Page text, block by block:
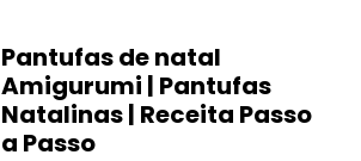
Pantufas de natal
Amigurumi | Pantufas
Natalinas | Receita Passo
a Passo